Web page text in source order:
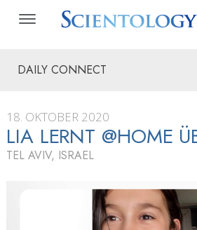
DAILY CONNECT
18. OKTOBER 2020
LIA LERNT @HOME
TEL AVIV, ISRAEL